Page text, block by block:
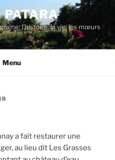
PATARA
l'histoire, la vie, les mœurs
Menu
a fait restaurer une
au lieu dit Les Grasses